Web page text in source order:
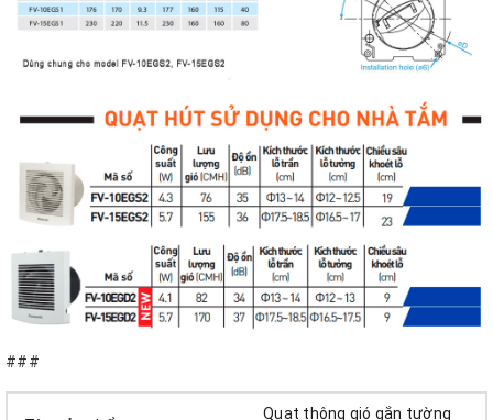
###
Quạt thông gió gắn tường